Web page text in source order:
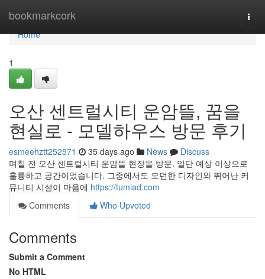
bookmarkcork
Home
Home
1
오산 센트럴시티 운암뜰, 꿈을
현실로 - 모델하우스 방문 후기
esmeehztt252571 35 days ago News
Discuss
며칠 전 오산 센트럴시티 운암뜰 현장을 방문. 일단 예상 이상으로
훌륭하고 공간이었습니다. 그중에서도 모던한 디자인와 뛰어난 커
뮤니티 시설이 마음에 https://tumiad.com
Comments
Who Upvoted
Comments
Submit a Comment
No HTML